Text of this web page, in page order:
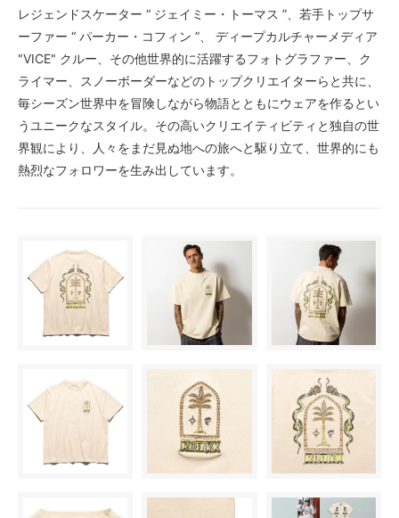
レジェンドスケーター “ ジェイミー・トーマス ”、若手トップサ
ーファー “ パーカー・コフィン ”、 ディープカルチャーメディア
"VICE" クルー、その他世界的に活躍するフォトグラファー、ク
ライマー、スノーボーダーなどのトップクリエイターらと共に、
毎シーズン世界中を冒険しながら物語とともにウェアを作るとい
うユニークなスタイル。その高いクリエイティビティと独自の世
界観により、人々をまだ見ぬ地への旅へと駆り立て、世界的にも
熱烈なフォロワーを生み出しています。